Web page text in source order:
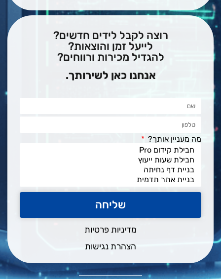
רוצה לקבל לידים חדשים?
לייעל זמן והוצאות?
להגדיל מכירות ורווחים?
אנחנו כאן לשירותך.
מה מעניין אותך?
שליחה
מדיניות פרטיות
הצהרת נגישות